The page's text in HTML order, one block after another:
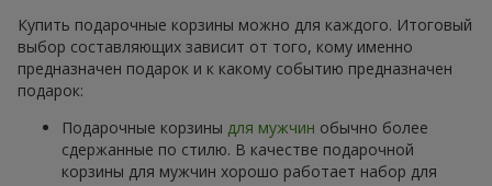
Купить подарочные корзины можно для каждого. Итоговый
выбор составляющих зависит от того, кому именно
предназначен подарок и к какому событию предназначен
подарок:
Подарочные корзины для мужчин обычно более
сдержанные по стилю. В качестве подарочной
корзины для мужчин хорошо работает набор для